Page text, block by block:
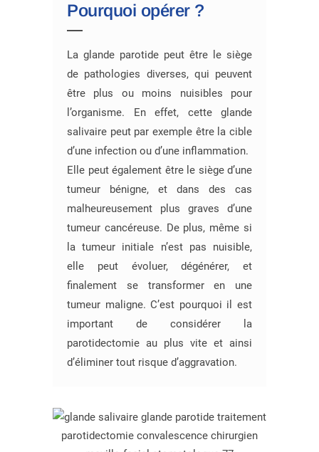
Pourquoi opérer ?
La glande parotide peut être le siège
de pathologies diverses, qui peuvent
être plus ou moins nuisibles pour
l’organisme. En effet, cette glande
salivaire peut par exemple être la cible
d’une infection ou d’une inflammation.
Elle peut également être le siège d’une
tumeur bénigne, et dans des cas
malheureusement plus graves d’une
tumeur cancéreuse. De plus, même si
la tumeur initiale n’est pas nuisible,
elle peut évoluer, dégénérer, et
finalement se transformer en une
tumeur maligne. C’est pourquoi il est
important de considérer la
parotidectomie au plus vite et ainsi
d’éliminer tout risque d’aggravation.